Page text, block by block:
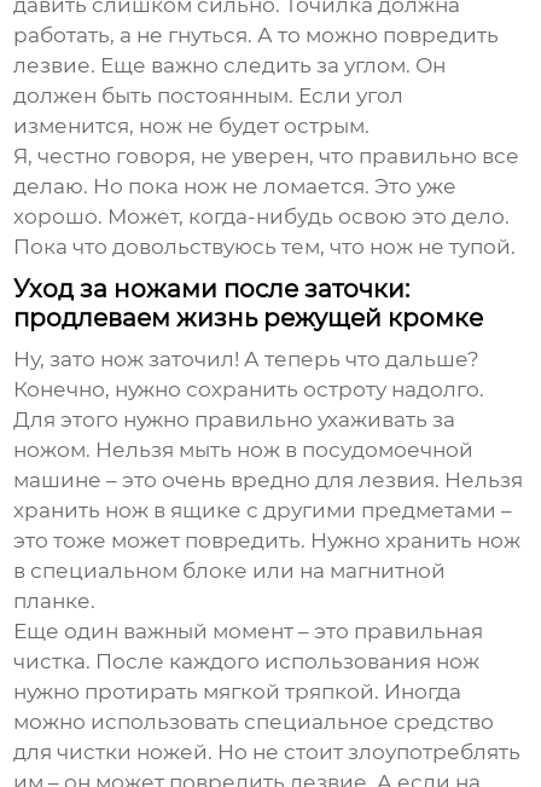
давить слишком сильно. Точилка должна
работать, а не гнуться. А то можно повредить
лезвие. Еще важно следить за углом. Он
должен быть постоянным. Если угол
изменится, нож не будет острым.
Я, честно говоря, не уверен, что правильно все
делаю. Но пока нож не ломается. Это уже
хорошо. Может, когда-нибудь освою это дело.
Пока что довольствуюсь тем, что нож не тупой.
Уход за ножами после заточки:
продлеваем жизнь режущей кромке
Ну, зато нож заточил! А теперь что дальше?
Конечно, нужно сохранить остроту надолго.
Для этого нужно правильно ухаживать за
ножом. Нельзя мыть нож в посудомоечной
машине – это очень вредно для лезвия. Нельзя
хранить нож в ящике с другими предметами –
это тоже может повредить. Нужно хранить нож
в специальном блоке или на магнитной
планке.
Еще один важный момент – это правильная
чистка. После каждого использования нож
нужно протирать мягкой тряпкой. Иногда
можно использовать специальное средство
для чистки ножей. Но не стоит злоупотреблять